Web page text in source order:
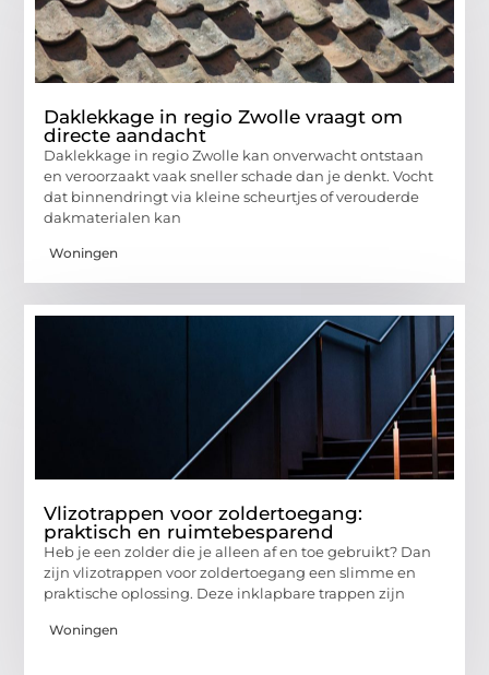
Daklekkage in regio Zwolle vraagt om
directe aandacht
Daklekkage in regio Zwolle kan onverwacht ontstaan
en veroorzaakt vaak sneller schade dan je denkt. Vocht
dat binnendringt via kleine scheurtjes of verouderde
dakmaterialen kan
Woningen
Vlizotrappen voor zoldertoegang:
praktisch en ruimtebesparend
Heb je een zolder die je alleen af en toe gebruikt? Dan
zijn vlizotrappen voor zoldertoegang een slimme en
praktische oplossing. Deze inklapbare trappen zijn
Woningen